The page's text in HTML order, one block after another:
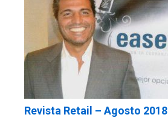
Revista Retail – Agosto 2018